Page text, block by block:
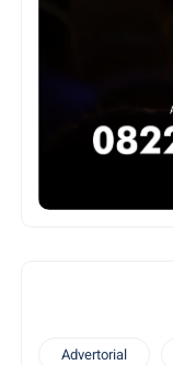
Advertorial